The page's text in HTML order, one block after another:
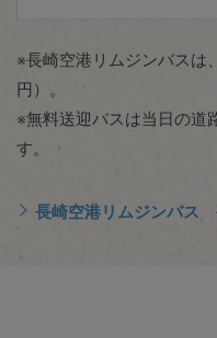
※長崎空港リムジンバスは
円）。
※無料送迎バスは当日の道
す。
長崎空港リムジンバス